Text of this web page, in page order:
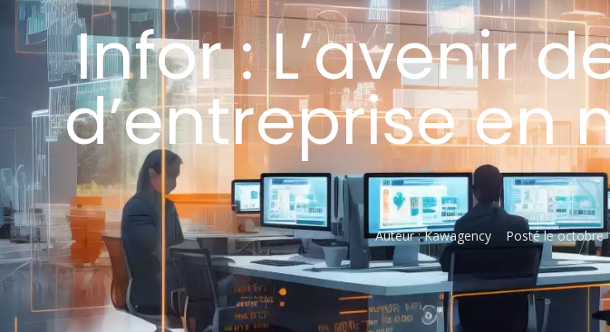
Infor : L’avenir
d’entreprise en
Auteur :Kawagency Posté leoctobre